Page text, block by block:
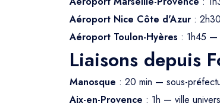
Aéroport Nice Côte d'Azur :
Aéroport Toulon-Hyères : 1h45 —
Liaisons depuis
Manosque : 20 min — sous-
Aix-en-Provence : 1h — ville